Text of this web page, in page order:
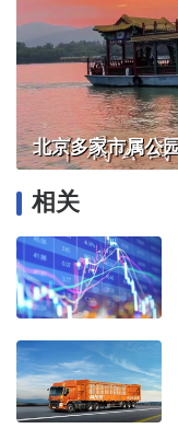
相关